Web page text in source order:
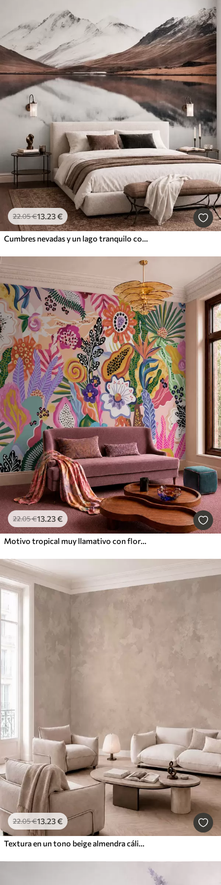
22.05€13 .23€
22.05€13 .23€
22.05€13 .23€